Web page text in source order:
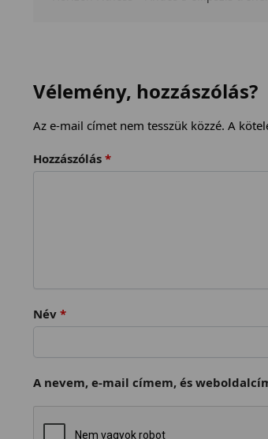
Vélemény, hozzászólás?
Az e-mail címet nem tesszük közzé. A
Hozzászólás *
Név *
A nevem, e-mail címem, és